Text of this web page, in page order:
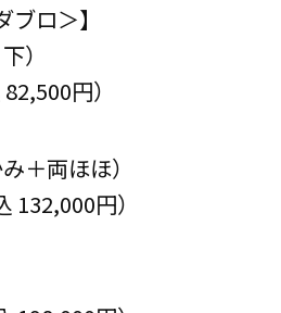
ブロ＞】
）
円）
＋両ほほ）
132,000円）